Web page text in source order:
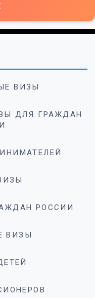
ВИЗЫ
ДЛЯ ГРАЖДАН
РОССИИ
ВИЗЫ